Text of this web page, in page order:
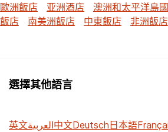
歐洲飯店
亚洲酒店 澳洲和太平洋島
飯店
南美洲飯店 中東飯店 非洲飯店
選擇其他語言
英文العربية中文Deutsch日本語